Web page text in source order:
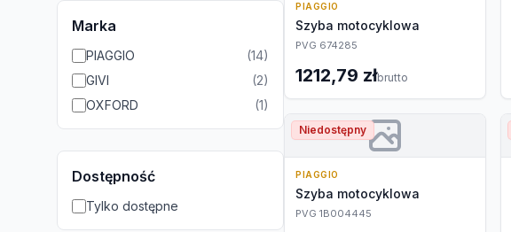
Marka
PIAGGIO (14)
GIVI
(2)
OXFORD
(1)
Dostępność
Tylko dostępne
PIAGGIO
Szyba motocyklowa
PVG 674285
1212,79 złbrutto
Niedostępny
PIAGGIO
Szyba motocyklowa
PVG 1B004445